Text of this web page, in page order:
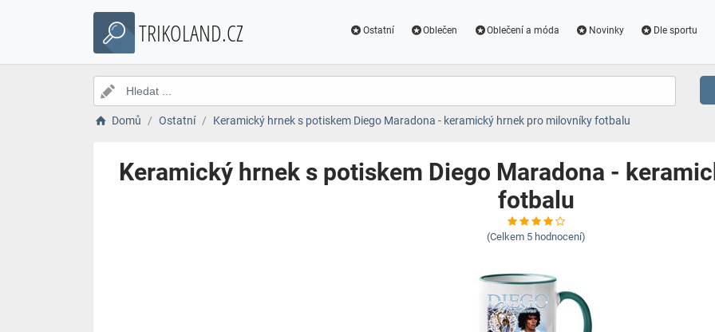
TRIKOLAND.CZ Ostatní Oblečen Oblečení a móda Novinky Dle sportu
Domů Ostatní Keramický hrnek s potiskem Diego Maradona - keramický hrnek pro milovníky fotbalu
Keramický hrnek s potiskem Diego Maradona -
fotbalu
(Celkem 5 hodnocení)